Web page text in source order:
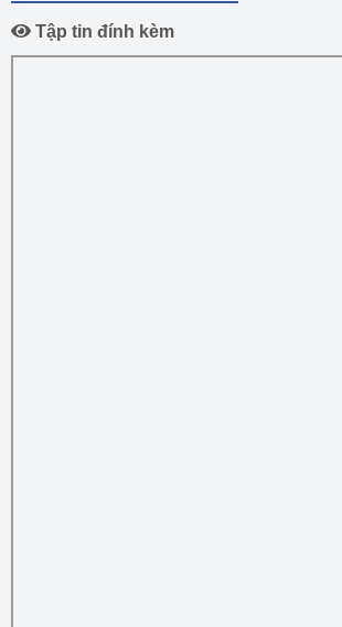
Tập tin đính kèm